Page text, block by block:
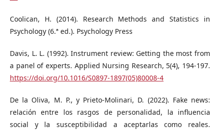
Coolican, H. (2014). Research Methods and Statistics in
Psychology (6.ª ed.). Psychology Press
Davis, L. L. (1992). Instrument review: Getting the most from
a panel of experts. Applied Nursing Research, 5(4), 194-197.
https://doi.org/10.1016/S0897-1897(05)80008-4
De la Oliva, M. P., y Prieto-Molinari, D. (2022). Fake news:
relación entre los rasgos de personalidad, la influencia
social y la susceptibilidad a aceptarlas como reales.